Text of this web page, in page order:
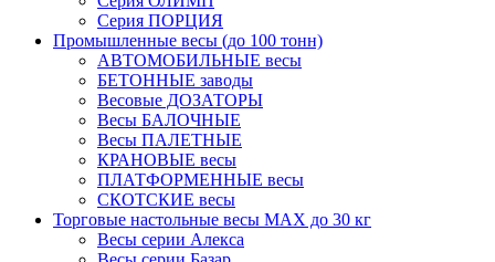
Серия ПОРЦИЯ
Промышленные весы (до 100 тонн)
АВТОМОБИЛЬНЫЕ весы
БЕТОННЫЕ заводы
Весовые ДОЗАТОРЫ
Весы БАЛОЧНЫЕ
Весы ПАЛЕТНЫЕ
КРАНОВЫЕ весы
ПЛАТФОРМЕННЫЕ весы
СКОТСКИЕ весы
Торговые настольные весы MAX до 30 кг
Весы серии Алекса